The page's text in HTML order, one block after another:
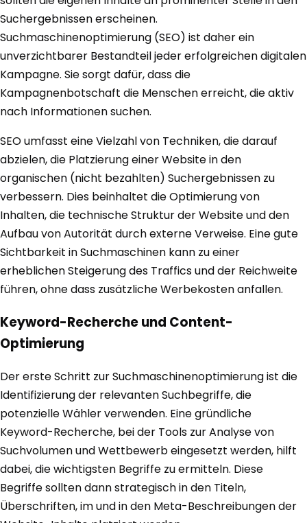
Suchergebnissen erscheinen.
Suchmaschinenoptimierung (SEO) ist daher ein
unverzichtbarer Bestandteil jeder erfolgreichen digitalen
Kampagne. Sie sorgt dafür, dass die
Kampagnenbotschaft die Menschen erreicht, die aktiv
nach Informationen suchen.
SEO umfasst eine Vielzahl von Techniken, die darauf
abzielen, die Platzierung einer Website in den
organischen (nicht bezahlten) Suchergebnissen zu
verbessern. Dies beinhaltet die Optimierung von
Inhalten, die technische Struktur der Website und den
Aufbau von Autorität durch externe Verweise. Eine gute
Sichtbarkeit in Suchmaschinen kann zu einer
erheblichen Steigerung des Traffics und der Reichweite
führen, ohne dass zusätzliche Werbekosten anfallen.
Keyword-Recherche und Content-
Optimierung
Der erste Schritt zur Suchmaschinenoptimierung ist die
Identifizierung der relevanten Suchbegriffe, die
potenzielle Wähler verwenden. Eine gründliche
Keyword-Recherche, bei der Tools zur Analyse von
Suchvolumen und Wettbewerb eingesetzt werden, hilft
dabei, die wichtigsten Begriffe zu ermitteln. Diese
Begriffe sollten dann strategisch in den Titeln,
Überschriften, im und in den Meta-Beschreibungen der